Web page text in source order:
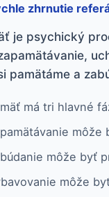
zhrnutie
je psychický
pamätáme a
má tri hlavné
môže byť
môže